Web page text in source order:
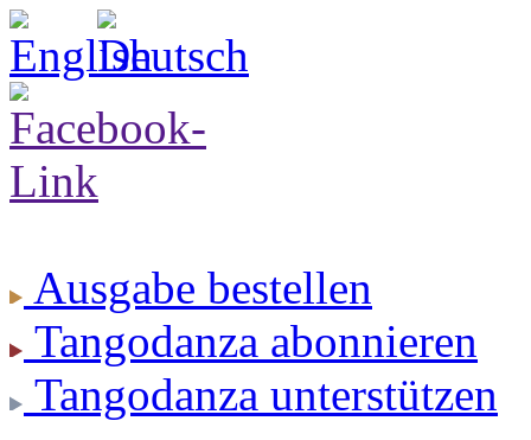
Ausgabe bestellen
Tangodanza abonnieren
Tangodanza unterstützen